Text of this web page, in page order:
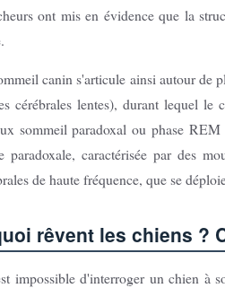
ont mis en évidence que la
canin s'articule ainsi autour de
cérébrales lentes), durant lequel le
sommeil paradoxal ou phase REM
paradoxale, caractérisée par des
de haute fréquence, que se
rêvent les chiens ?
impossible d'interroger un chien à